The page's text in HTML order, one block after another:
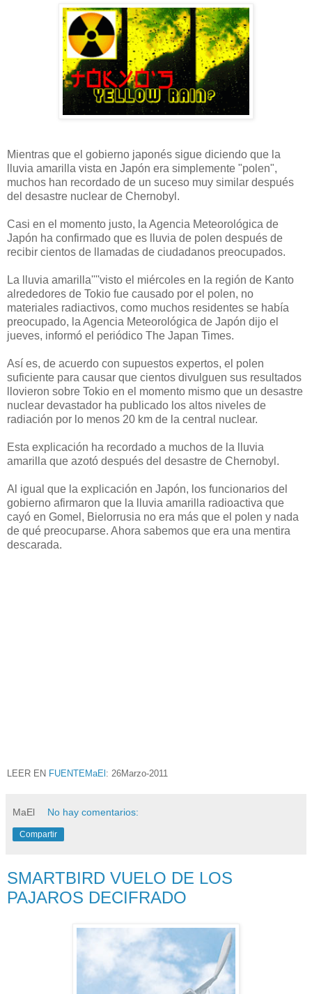
Mientras que el gobierno japonés sigue diciendo que la
lluvia amarilla vista en Japón era simplemente "polen",
muchos han recordado de un suceso muy similar después
del desastre nuclear de Chernobyl.
Casi en el momento justo, la Agencia Meteorológica de
Japón ha confirmado que es lluvia de polen después de
recibir cientos de llamadas de ciudadanos preocupados.
La lluvia amarilla''''visto el miércoles en la región de Kanto
alrededores de Tokio fue causado por el polen, no
materiales radiactivos, como muchos residentes se había
preocupado, la Agencia Meteorológica de Japón dijo el
jueves, informó el periódico The Japan Times.
Así es, de acuerdo con supuestos expertos, el polen
suficiente para causar que cientos divulguen sus resultados
llovieron sobre Tokio en el momento mismo que un desastre
nuclear devastador ha publicado los altos niveles de
radiación por lo menos 20 km de la central nuclear.
Esta explicación ha recordado a muchos de la lluvia
amarilla que azotó después del desastre de Chernobyl.
Al igual que la explicación en Japón, los funcionarios del
gobierno afirmaron que la lluvia amarilla radioactiva que
cayó en Gomel, Bielorrusia no era más que el polen y nada
de qué preocuparse. Ahora sabemos que era una mentira
descarada.
LEER EN FUENTEMaEl: 26Marzo-2011
MaEl No hay comentarios:
Compartir
SMARTBIRD VUELO DE LOS
PAJAROS DECIFRADO